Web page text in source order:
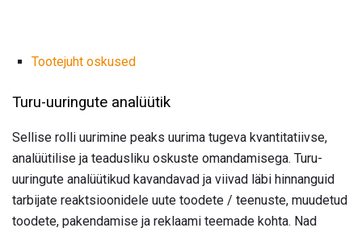
Tootejuht oskused
Turu-uuringute analüütik
Sellise rolli uurimine peaks uurima tugeva kvantitatiivse,
analüütilise ja teadusliku oskuste omandamisega. Turu-
uuringute analüütikud kavandavad ja viivad läbi hinnanguid
tarbijate reaktsioonidele uute toodete / teenuste, muudetud
toodete, pakendamise ja reklaami teemade kohta. Nad